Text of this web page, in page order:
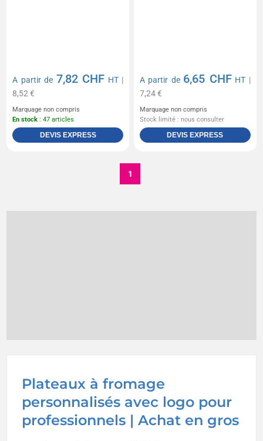
Plateaux à fromage
personnalisés avec logo pour
professionnels | Achat en gros
A partir de 7,82 CHF HT|
8,52 €
Marquage non compris
En stock : 47 articles
DEVIS EXPRESS
A partir de 6,65 CHF HT |
7,24 €
Marquage non compris
Stock limité : nous consulter
DEVIS EXPRESS
1